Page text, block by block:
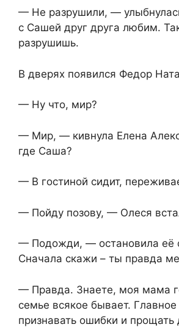
— Не разрушили, —
с Сашей друг друга любим.
разрушишь.
В дверях появился Федор
— Ну что, мир?
— Мир, — кивнула Елена
где Саша?
— В гостиной сидит,
— Пойду позову, — Олеся
— Подожди, — остановила её
Сначала скажи – ты правда
— Правда. Знаете, моя мама
семье всякое бывает.
признавать ошибки и прощать